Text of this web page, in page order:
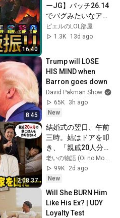
16:40
ーJG】パッチ26.14
でバグみたいなアッ
プデートがはいった
ので極振りしてみた
ピエルのLOL部屋
1.3K
13d ago
8:45
Trump will LOSE
HIS MIND when
Barron goes down
David Pakman Show
65K
3h ago
New
2:08:37
結婚式の翌日、午前
三時。姑はドアを叩
き、「親戚20人分の
朝ごはんを作りなさ
い」と怒鳴った。夫
は寝たふり。私はに
っこり笑い、六文字
だけ残して家を出た
――
99K
2d ago
New
Will She BURN Him
Like His Ex? | UDY
Loyalty Test